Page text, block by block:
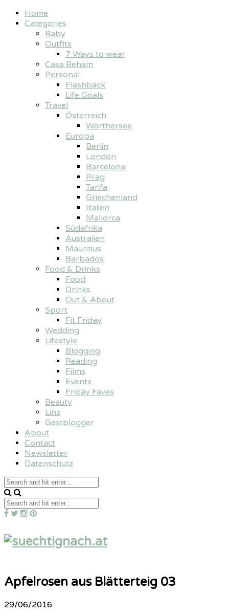
Home
Categories
Baby
Outfits
7 Ways to wear
Casa Beham
Personal
Flashback
Life Goals
Travel
Österreich
Wörthersee
Europa
Berlin
London
Barcelona
Prag
Tarifa
Griechenland
Italien
Mallorca
Südafrika
Australien
Mauritius
Barbados
Food & Drinks
Food
Drinks
Out & About
Sport
Fit Friday
Wedding
Lifestyle
Blogging
Reading
Films
Events
Friday Faves
Beauty
Linz
Gastblogger
About
Contact
Newsletter
Datenschutz
Apfelrosen aus Blätterteig 03
29/06/2016